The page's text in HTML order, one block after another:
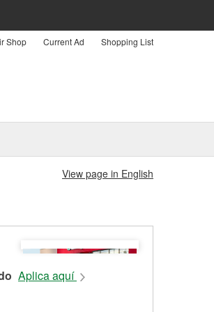
Shop Current Ad Shopping List
View page in English
Aplica aquí